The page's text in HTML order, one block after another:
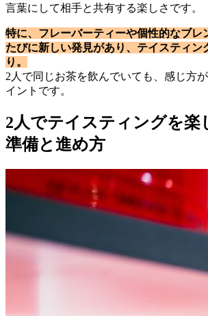
言葉にして相手と共有する楽しさです。
特に、フレーバーティーや個性的なブレ
たびに新しい発見があり、テイスティン
り。
2人で同じお茶を飲んでいても、感じ方
イントです。
2人でテイスティングを楽
準備と進め方